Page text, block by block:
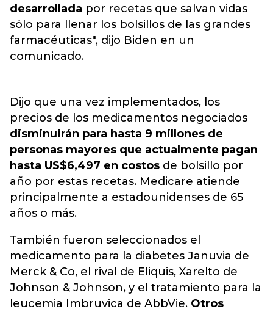
desarrollada por recetas que salvan vidas
sólo para llenar los bolsillos de las grandes
farmacéuticas", dijo Biden en un
comunicado.
Dijo que una vez implementados, los
precios de los medicamentos negociados
disminuirán para hasta 9 millones de
personas mayores que actualmente pagan
hasta US$6,497 en costos de bolsillo por
año por estas recetas. Medicare atiende
principalmente a estadounidenses de 65
años o más.
También fueron seleccionados el
medicamento para la diabetes Januvia de
Merck & Co, el rival de Eliquis, Xarelto de
Johnson & Johnson, y el tratamiento para la
leucemia Imbruvica de AbbVie. Otros